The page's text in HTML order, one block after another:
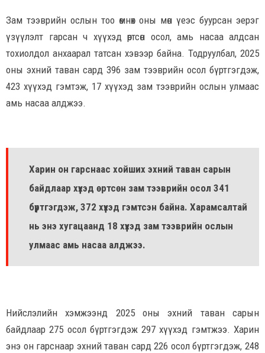
Зам тээврийн ослын тоо өмнөх оны мөн үеэс буурсан эерэг
үзүүлэлт гарсан ч хүүхэд өртсөн осол, амь насаа алдсан
тохиолдол анхаарал татсан хэвээр байна. Тодруулбал, 2025
оны эхний таван сард 396 зам тээврийн осол бүртгэгдэж,
423 хүүхэд гэмтэж, 17 хүүхэд зам тээврийн ослын улмаас
амь насаа алджээ.
Харин он гарснаас хойших эхний таван сарын
байдлаар хүүхэд өртсөн зам тээврийн осол 341
бүртгэгдэж, 372 хүүхэд гэмтсэн байна. Харамсалтай
нь энэ хугацаанд 18 хүүхэд зам тээврийн ослын
улмаас амь насаа алджээ.
Нийслэлийн хэмжээнд 2025 оны эхний таван сарын
байдлаар 275 осол бүртгэгдэж 297 хүүхэд гэмтжээ. Харин
энэ он гарснаар эхний таван сард 226 осол бүртгэгдэж, 248